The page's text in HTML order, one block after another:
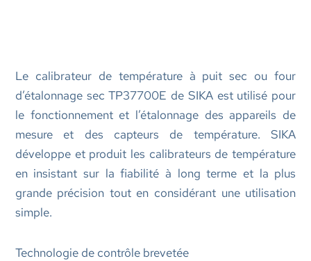
Le calibrateur de température à puit sec ou four
d’étalonnage sec TP37700E de SIKA est utilisé pour
le fonctionnement et l’étalonnage des appareils de
mesure et des capteurs de température. SIKA
développe et produit les calibrateurs de température
en insistant sur la fiabilité à long terme et la plus
grande précision tout en considérant une utilisation
simple.
Technologie de contrôle brevetée